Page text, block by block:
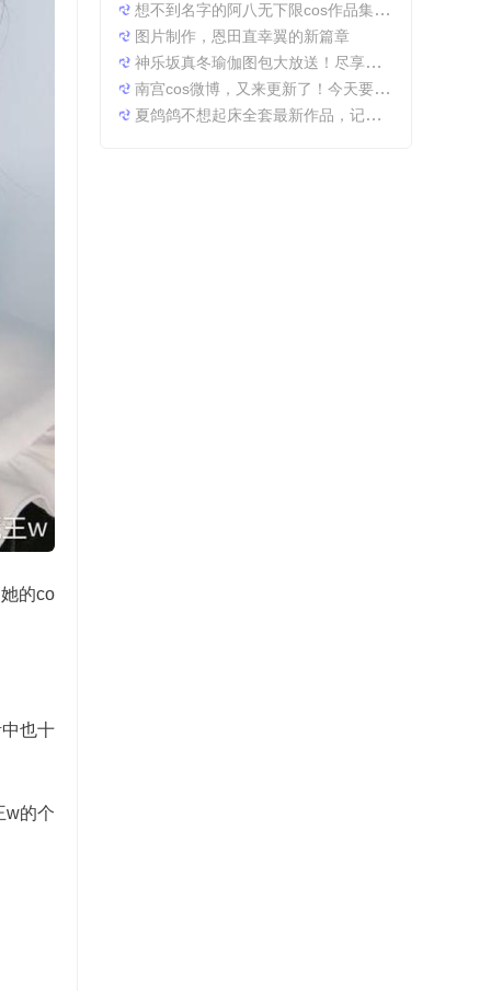
的co
也十
w的个
想不到名字的阿八无下限cos作品集锦，带你领略不一般的角色扮演魅力
图片制作，恩田直幸翼的新篇章
神乐坂真冬瑜伽图包大放送！尽享原图精粹
南宫cos微博，又来更新了！今天要分享一些特别的东西哦。
夏鸽鸽不想起床全套最新作品，记录最美时光。